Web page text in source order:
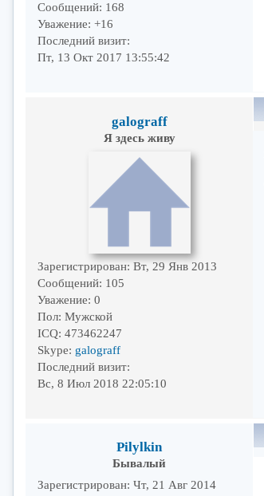
Сообщений: 168
Уважение: +16
Последний визит:
Пт, 13 Окт 2017 13:55:42
galograff
Я здесь живу
Зарегистрирован: Вт, 29 Янв 2013
Сообщений: 105
Уважение: 0
Пол: Мужской
ICQ: 473462247
Skype: galograff
Последний визит:
Вс, 8 Июл 2018 22:05:10
Pilylkin
Бывалый
Зарегистрирован: Чт, 21 Авг 2014